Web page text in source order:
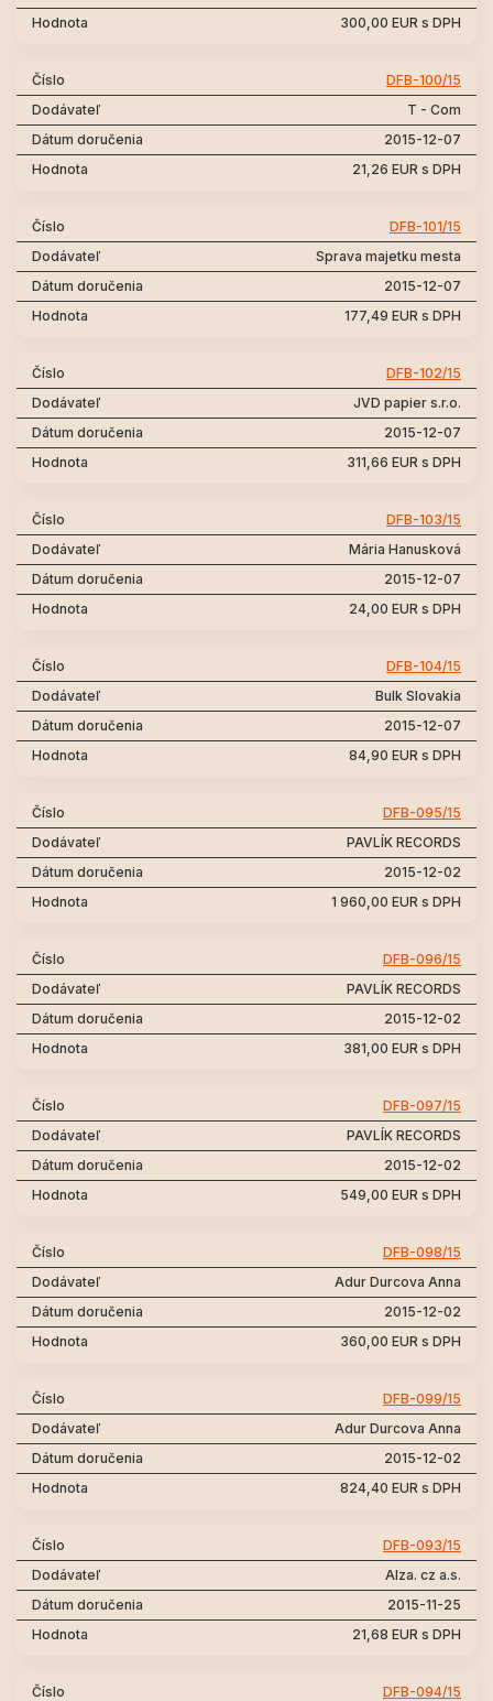
300,00 EUR s DPH
DFB-100/15
T - Com
2015-12-07
21,26 EUR s DPH
DFB-101/15
Sprava majetku mesta
2015-12-07
177,49 EUR s DPH
DFB-102/15
JVD papier s.r.o.
2015-12-07
311,66 EUR s DPH
DFB-103/15
Mária Hanusková
2015-12-07
24,00 EUR s DPH
DFB-104/15
Bulk Slovakia
2015-12-07
84,90 EUR s DPH
DFB-095/15
PAVLÍK RECORDS
2015-12-02
1 960,00 EUR s DPH
DFB-096/15
PAVLÍK RECORDS
2015-12-02
381,00 EUR s DPH
DFB-097/15
PAVLÍK RECORDS
2015-12-02
549,00 EUR s DPH
DFB-098/15
Adur Durcova Anna
2015-12-02
360,00 EUR s DPH
DFB-099/15
Adur Durcova Anna
2015-12-02
824,40 EUR s DPH
DFB-093/15
Alza. cz a.s.
2015-11-25
21,68 EUR s DPH
DFB-094/15